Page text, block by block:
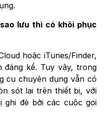
lưu thì có khôi phục
hoặc iTunes/Finder,
đáng kể. Tuy vậy, trong
cụ chuyên dụng vẫn có
sót lại trên thiết bị, với
ghi đè bởi các cuộc gọi